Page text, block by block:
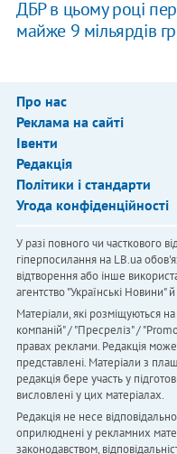
ДБР в цьому році
майже 9 мільярдів
Про нас
Реклама на сайті
Івенти
Редакція
Політики і стандарти
Угода конфіденційності
У разі повного чи часткового
гіперпосилання на LB.ua
відтворення або інше
агентство "Українськi Новини"
Матеріали, які розміщуються
компаній" / "Пресреліз" /
правах реклами. Редакція
представлені. Матеріали з
редакція бере участь у
висловлені у цих матеріалах.
Редакція не несе
оприлюднені у рекламних
законодавством,